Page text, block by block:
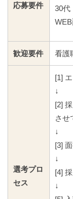
応募要件
30代
歓迎要件 看護
選考プロ
セス
[1]
↓
[2]
させ
↓
[3]
↓
[4]
↓